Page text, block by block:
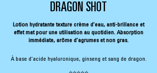
DRAGON SHOT
Lotion hydratante texture crème d’eau, anti-brillance et
effet mat pour une utilisation au quotidien. Absorption
immédiate, arôme d’agrumes et non gras.
À base d’acide hyaluronique, ginseng et sang de dragon.